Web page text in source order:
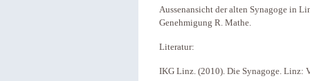
Aussenansicht der alten Synagoge in
Genehmigung R. Mathe.
Literatur:
IKG Linz. (2010). Die Synagoge. Linz: